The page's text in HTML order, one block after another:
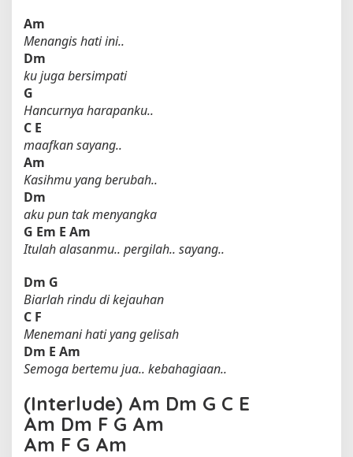
Am
Menangis hati ini..
Dm
ku juga bersimpati
G
Hancurnya harapanku..
C E
maafkan sayang..
Am
Kasihmu yang berubah..
Dm
aku pun tak menyangka
G Em E Am
Itulah alasanmu.. pergilah.. sayang..
Dm G
Biarlah rindu di kejauhan
C F
Menemani hati yang gelisah
Dm E Am
Semoga bertemu jua.. kebahagiaan..
(Interlude) Am Dm G C E
Am Dm F G Am
Am F G Am